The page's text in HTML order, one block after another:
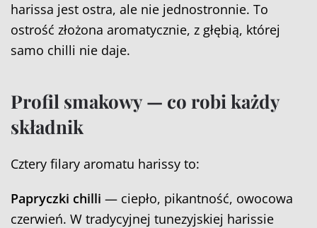
harissa jest ostra, ale nie jednostronnie. To
ostrość złożona aromatycznie, z głębią, której
samo chilli nie daje.
Profil smakowy — co robi każdy
składnik
Cztery filary aromatu harissy to:
Papryczki chilli — ciepło, pikantność, owocowa
czerwień. W tradycyjnej tunezyjskiej harissie